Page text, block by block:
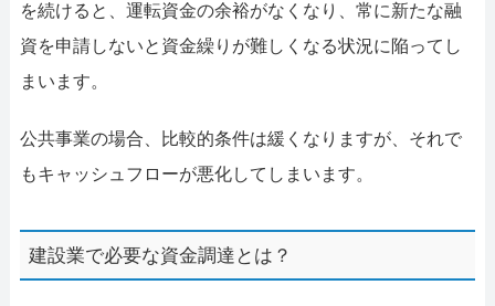
を続けると、運転資金の余裕がなくなり、常に新たな融
資を申請しないと資金繰りが難しくなる状況に陥ってし
まいます。
公共事業の場合、比較的条件は緩くなりますが、それで
もキャッシュフローが悪化してしまいます。
建設業で必要な資金調達とは？